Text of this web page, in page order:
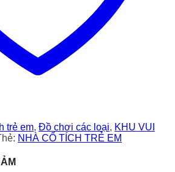
trẻ em, Đồ chơi các loại, KHU VUI
NHÀ CỔ TÍCH TRẺ EM